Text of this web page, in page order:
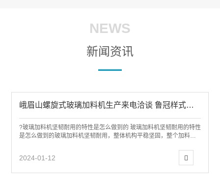
NEWS
新闻资讯
峨眉山螺旋式玻璃加料机生产来电洽谈 鲁冠样式齐全
?玻璃加料机坚韧耐用的特性是怎么做到的 玻璃加料机坚韧耐用的特性
是怎么做到的玻璃加料机坚韧耐用，整体机构平稳坚固，整个加料路
2024-01-12